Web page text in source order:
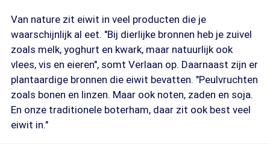
Van nature zit eiwit in veel producten die je
waarschijnlijk al eet. "Bij dierlijke bronnen heb je zuivel
zoals melk, yoghurt en kwark, maar natuurlijk ook
vlees, vis en eieren", somt Verlaan op. Daarnaast zijn er
plantaardige bronnen die eiwit bevatten. "Peulvruchten
zoals bonen en linzen. Maar ook noten, zaden en soja.
En onze traditionele boterham, daar zit ook best veel
eiwit in."